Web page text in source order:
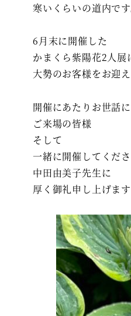
寒いくらいの道内です
6月末に開催した
かまくら紫陽花2人展
大勢のお客様をお迎
開催にあたりお世話に
ご来場の皆様
そして
一緒に開催してくだ
中田由美子先生に
厚く御礼申し上げます